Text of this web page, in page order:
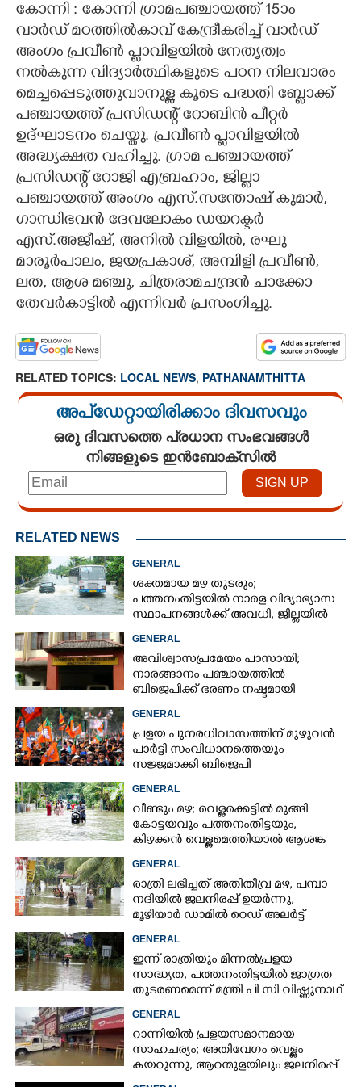
CARTOONS
LITERATURE
ZOOM
CONTACT US
കോന്നി : കോന്നി ഗ്രാമപഞ്ചായത്ത് 15ാം
വാർഡ് മഠത്തിൽകാവ് കേന്ദ്രീകരിച്ച് വാർഡ്
അംഗം പ്രവീൺ പ്ലാവിളയിൽ നേതൃത്വം
നൽകുന്ന വിദ്യാർത്ഥികളുടെ പഠന നിലവാരം
മെച്ചപ്പെടുത്തുവാനുള്ള കൂടെ പദ്ധതി ബ്ലോക്ക്
പഞ്ചായത്ത് പ്രസിഡന്റ് റോബിൻ പീറ്റർ
ഉദ്ഘാടനം ചെയ്തു. പ്രവീൺ പ്ലാവിളയിൽ
അദ്ധ്യക്ഷത വഹിച്ചു. ഗ്രാമ പഞ്ചായത്ത്
പ്രസിഡന്റ് റോജി എബ്രഹാം, ജില്ലാ
പഞ്ചായത്ത് അംഗം എസ്.സന്തോഷ് കുമാർ,
ഗാന്ധിഭവൻ ദേവലോകം ഡയറക്ടർ
എസ്.അജീഷ്, അനിൽ വിളയിൽ, രഘു
മാരൂർപാലം, ജയപ്രകാശ്, അമ്പിളി പ്രവീൺ,
ലത, ആശ മഞ്ചു, ചിത്രരാമചന്ദ്രൻ ചാക്കോ
തേവർകാട്ടിൽ എന്നിവർ പ്രസംഗിച്ചു.
RELATED TOPICS: LOCAL NEWS, PATHANAMTHITTA
അപ്ഡേറ്റായിരിക്കാം ദിവസവും
ഒരു ദിവസത്തെ പ്രധാന സംഭവങ്ങൾ
നിങ്ങളുടെ ഇൻബോക്സിൽ
RELATED NEWS
GENERAL
ശക്തമായ മഴ തുടരും;
പത്തനംതിട്ടയിൽ നാളെ വിദ്യാഭ്യാസ
സ്ഥാപനങ്ങൾക്ക് അവധി,​ ജില്ലയിൽ
GENERAL
അവിശ്വാസപ്രമേയം പാസായി;
നാരങ്ങാനം പഞ്ചായത്തിൽ
ബിജെപിക്ക് ഭരണം നഷ്ടമായി
GENERAL
പ്രളയ പുനരധിവാസത്തിന് മുഴുവൻ
പാർട്ടി സംവിധാനത്തെയും
സജ്ജമാക്കി ബിജെപി
GENERAL
വീണ്ടും മഴ; വെള്ളക്കെട്ടിൽ മുങ്ങി
കോട്ടയവും പത്തനംതിട്ടയും,
കിഴക്കൻ വെള്ളമെത്തിയാൽ ആശങ്ക
GENERAL
രാത്രി ലഭിച്ചത് അതിതീവ്ര മഴ, പമ്പാ
നദിയിൽ ജലനിരപ്പ് ഉയർന്നു,
മൂഴിയാർ ഡാമിൽ റെഡ് അലർട്ട്
GENERAL
ഇന്ന് രാത്രിയും മിന്നൽപ്രളയ
സാദ്ധ്യത,​ പത്തനംതിട്ടയിൽ ജാഗ്രത
തുടരണമെന്ന് മന്ത്രി പി സി വിഷ്ണുനാഥ്
GENERAL
റാന്നിയിൽ പ്രളയസമാനമായ
സാഹചര്യം; അതിവേഗം വെള്ളം
കയറുന്നു, ആറന്മുളയിലും ജലനിരപ്പ്